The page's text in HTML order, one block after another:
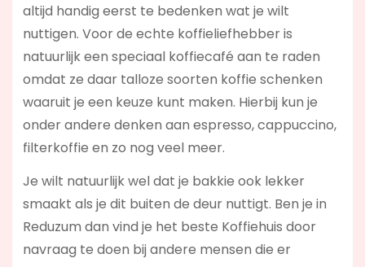
altijd handig eerst te bedenken wat je wilt
nuttigen. Voor de echte koffieliefhebber is
natuurlijk een speciaal koffiecafé aan te raden
omdat ze daar talloze soorten koffie schenken
waaruit je een keuze kunt maken. Hierbij kun je
onder andere denken aan espresso, cappuccino,
filterkoffie en zo nog veel meer.
Je wilt natuurlijk wel dat je bakkie ook lekker
smaakt als je dit buiten de deur nuttigt. Ben je in
Reduzum dan vind je het beste Koffiehuis door
navraag te doen bij andere mensen die er